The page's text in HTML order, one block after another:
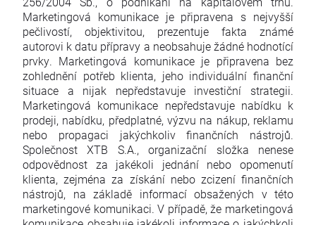
Marketingová komunikace je připravena s nejvyšší
pečlivostí, objektivitou, prezentuje fakta známé
autorovi k datu přípravy a neobsahuje žádné hodnotící
prvky. Marketingová komunikace je připravena bez
zohlednění potřeb klienta, jeho individuální finanční
situace a nijak nepředstavuje investiční strategii.
Marketingová komunikace nepředstavuje nabídku k
prodeji, nabídku, předplatné, výzvu na nákup, reklamu
nebo propagaci jakýchkoliv finančních nástrojů.
Společnost XTB S.A., organizační složka nenese
odpovědnost za jakékoli jednání nebo opomenutí
klienta, zejména za získání nebo zcizení finančních
nástrojů, na základě informací obsažených v této
marketingové komunikaci. V případě, že marketingová